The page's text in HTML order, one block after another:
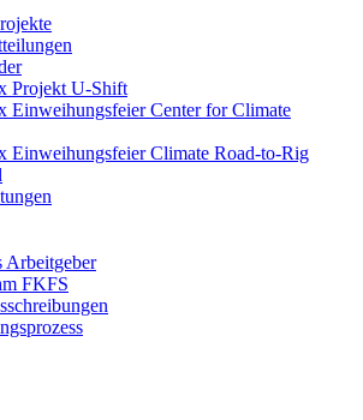
Projekt U-Shift
Einweihungsfeier Center for Climate
Einweihungsfeier Climate Road-to-Rig
Arbeitgeber
FKFS